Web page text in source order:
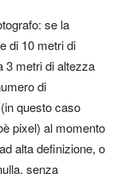
se la
di 10 metri di
3 metri di altezza
di
questo caso
pixel) al momento
alta definizione, o
senza